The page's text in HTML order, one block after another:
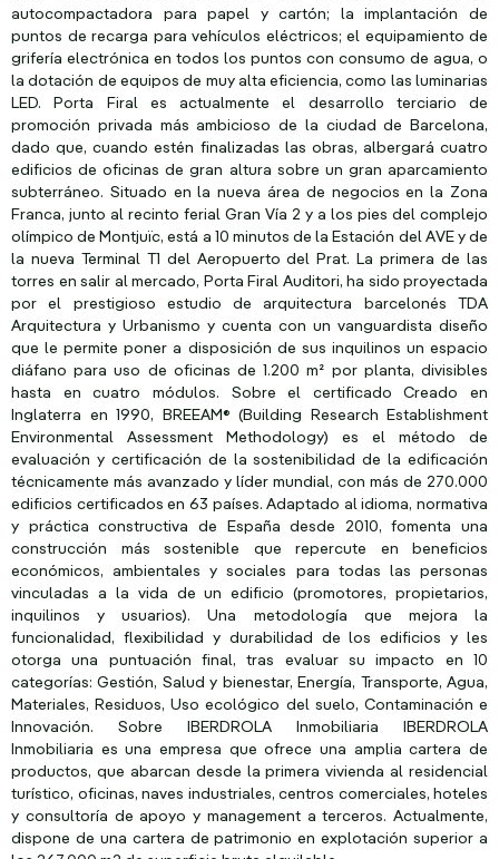
autocompactadora para papel y cartón; la implantación de
puntos de recarga para vehículos eléctricos; el equipamiento de
grifería electrónica en todos los puntos con consumo de agua, o
la dotación de equipos de muy alta eficiencia, como las luminarias
LED. Porta Firal es actualmente el desarrollo terciario de
promoción privada más ambicioso de la ciudad de Barcelona,
dado que, cuando estén finalizadas las obras, albergará cuatro
edificios de oficinas de gran altura sobre un gran aparcamiento
subterráneo. Situado en la nueva área de negocios en la Zona
Franca, junto al recinto ferial Gran Vía 2 y a los pies del complejo
olímpico de Montjuïc, está a 10 minutos de la Estación del AVE y de
la nueva Terminal T1 del Aeropuerto del Prat. La primera de las
torres en salir al mercado, Porta Firal Auditori, ha sido proyectada
por el prestigioso estudio de arquitectura barcelonés TDA
Arquitectura y Urbanismo y cuenta con un vanguardista diseño
que le permite poner a disposición de sus inquilinos un espacio
diáfano para uso de oficinas de 1.200 m² por planta, divisibles
hasta en cuatro módulos. Sobre el certificado Creado en
Inglaterra en 1990, BREEAM® (Building Research Establishment
Environmental Assessment Methodology) es el método de
evaluación y certificación de la sostenibilidad de la edificación
técnicamente más avanzado y líder mundial, con más de 270.000
edificios certificados en 63 países. Adaptado al idioma, normativa
y práctica constructiva de España desde 2010, fomenta una
construcción más sostenible que repercute en beneficios
económicos, ambientales y sociales para todas las personas
vinculadas a la vida de un edificio (promotores, propietarios,
inquilinos y usuarios). Una metodología que mejora la
funcionalidad, flexibilidad y durabilidad de los edificios y les
otorga una puntuación final, tras evaluar su impacto en 10
categorías: Gestión, Salud y bienestar, Energía, Transporte, Agua,
Materiales, Residuos, Uso ecológico del suelo, Contaminación e
Innovación. Sobre IBERDROLA Inmobiliaria IBERDROLA
Inmobiliaria es una empresa que ofrece una amplia cartera de
productos, que abarcan desde la primera vivienda al residencial
turístico, oficinas, naves industriales, centros comerciales, hoteles
y consultoría de apoyo y management a terceros. Actualmente,
dispone de una cartera de patrimonio en explotación superior a